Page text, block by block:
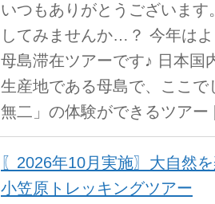
いつもありがとうございま
してみませんか…？ 今年は
母島滞在ツアーです♪ 日本国
生産地である母島で、ここ
無二」の体験ができるツア
〖2026年10月実施〗大自然
小笠原トレッキングツアー